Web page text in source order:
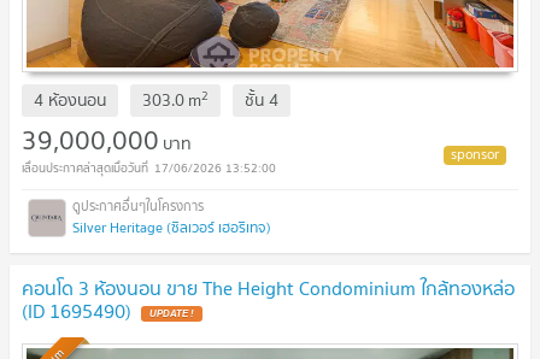
4 ห้องนอน 303.0m2 ชั้น4
39,000,000 บาท
17/06/2026 13:52:00
Silver Heritage (ซิลเวอร์ เฮอริเทจ)
คอนโด 3 ห้องนอน ขาย The Height Condominium ใกล้ทองหล่อ
(ID 1695490) UPDATE !